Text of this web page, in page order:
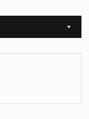
Sort